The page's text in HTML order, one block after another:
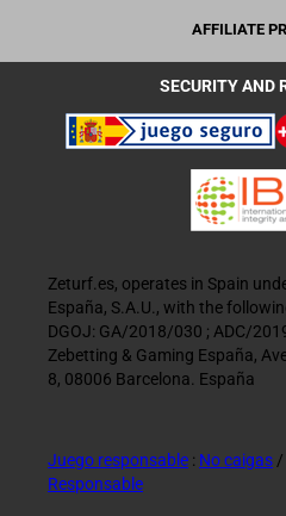
AFFILIATE
SECURITY AND
Zeturf.es, operates in Spain
España, S.A.U., with the
DGOJ: GA/2018/030 ; ADC/
Zebetting & Gaming España,
8, 08006 Barcelona. España
Juego responsable : No caigas /
Responsable